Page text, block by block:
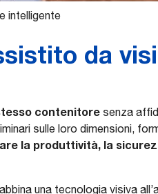
intelligente
da
contenitore senza
sulle loro dimensioni,
la produttività, la
abbina una tecnologia visiva